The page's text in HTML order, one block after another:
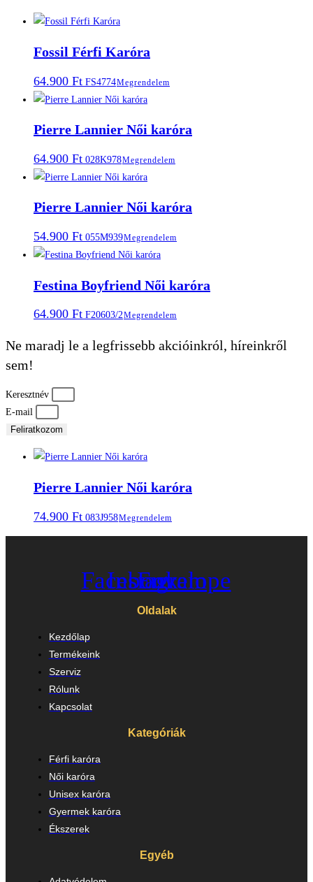
Fossil Férfi Karóra
64.900 Ft FS4774Megrendelem
Pierre Lannier Női karóra
64.900 Ft 028K978Megrendelem
Pierre Lannier Női karóra
54.900 Ft 055M939Megrendelem
Festina Boyfriend Női karóra
64.900 Ft F20603/2Megrendelem
Ne maradj le a legfrissebb akcióinkról, híreinkről
sem!
Keresztnév
E-mail
Feliratkozom
Pierre Lannier Női karóra
74.900 Ft 083J958Megrendelem
Facebook
Instagram
Envelope
Oldalak
Kezdőlap
Termékeink
Szerviz
Rólunk
Kapcsolat
Kategóriák
Férfi karóra
Női karóra
Unisex karóra
Gyermek karóra
Ékszerek
Egyéb